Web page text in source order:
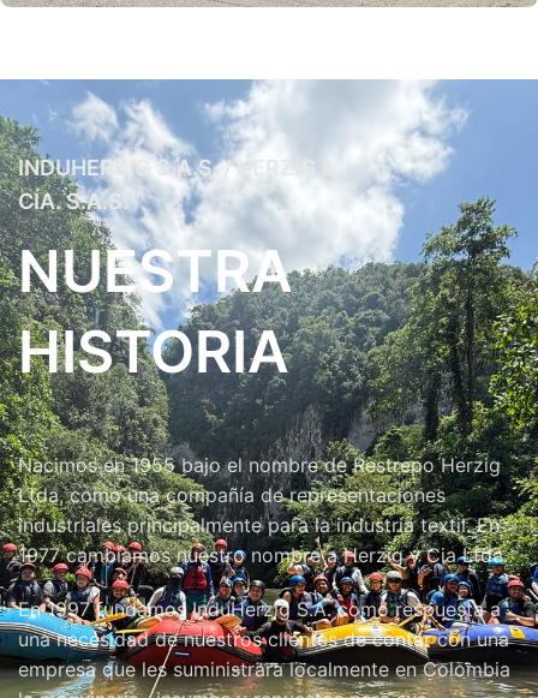
INDUHERZIG S.A.S. / HERZIG &
CÍA. S.A.S.
NUESTRA
HISTORIA
Nacimos en 1955 bajo el nombre de Restrepo Herzig
Ltda, como una compañía de representaciones
industriales principalmente para la industria textil. En
1977 cambiamos nuestro nombre a Herzig y Cia Ltda.
En 1997 fundamos InduHerzig S.A. como respuesta a
una necesidad de nuestros clientes de contar con una
empresa que les suministrara localmente en Colombia